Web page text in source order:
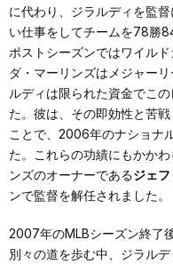
に代わり、ジラルディを監
い仕事をしてチームを78勝
ポストシーズンではワイル
ダ・マーリンズはメジャー
ルディは限られた資金でこ
た。彼は、その即効性と苦
ことで、2006年のナショナ
た。これらの功績にもかか
ンズのオーナーであるジェ
ンで監督を解任されました。
2007年のMLBシーズン終了
別々の道を歩む中、ジラル